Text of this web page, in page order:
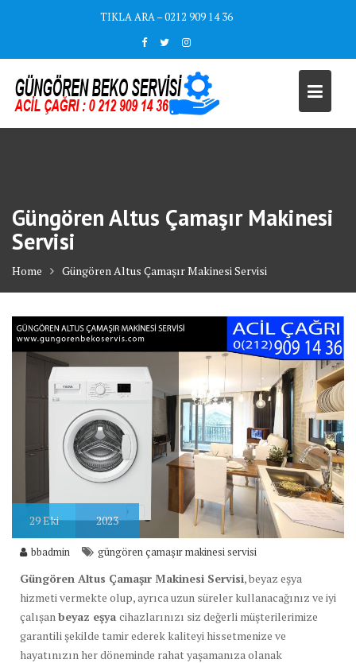
TIKLA ARA – 0212 909 14 36
Güngören Altus Çamaşır Makinesi
Servisi
Home Güngören Altus Çamaşır Makinesi Servisi
29Eki 2023
bbadmin güngören çamaşır makinesi servisi
Güngören Altus Çamaşır Makinesi Servisi, beyaz eşya
hizmeti vermekte olup, ayrıca uzun süreler kullanacağınız ve iyi
çalışan beyaz eşya cihazlarınızı siz değerli müşterilerimize
garantili şekilde tamir ederek kaliteyi hissetmenize ve
hayatınızın her döneminde rahat yaşamanıza olanak